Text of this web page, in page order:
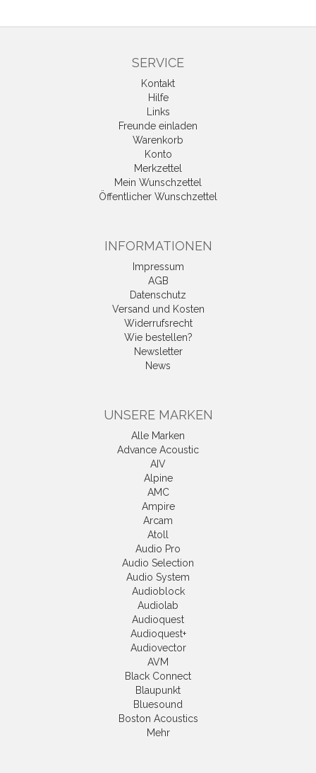
SERVICE
Kontakt
Hilfe
Links
Freunde einladen
Warenkorb
Konto
Merkzettel
Mein Wunschzettel
Öffentlicher Wunschzettel
INFORMATIONEN
Impressum
AGB
Datenschutz
Versand und Kosten
Widerrufsrecht
Wie bestellen?
Newsletter
News
UNSERE MARKEN
Alle Marken
Advance Acoustic
AIV
Alpine
AMC
Ampire
Arcam
Atoll
Audio Pro
Audio Selection
Audio System
Audioblock
Audiolab
Audioquest
Audioquest+
Audiovector
AVM
Black Connect
Blaupunkt
Bluesound
Boston Acoustics
Mehr